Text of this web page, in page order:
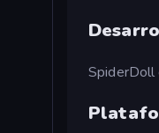
SpiderDoll